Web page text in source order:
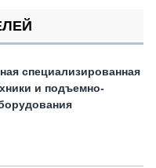
специализированная
и подъемно-